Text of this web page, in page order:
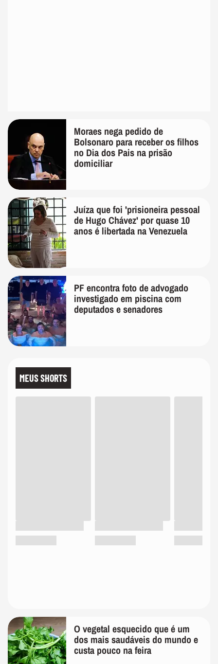
Moraes nega pedido de
Bolsonaro para receber os filhos
no Dia dos Pais na prisão
domiciliar
Juíza que foi 'prisioneira pessoal
de Hugo Chávez' por quase 10
anos é libertada na Venezuela
PF encontra foto de advogado
investigado em piscina com
deputados e senadores
MEUS SHORTS
O vegetal esquecido que é um
dos mais saudáveis do mundo e
custa pouco na feira